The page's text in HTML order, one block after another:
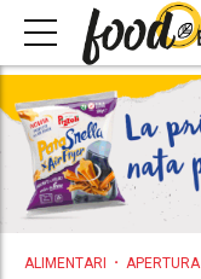
ALIMENTARI APERTURA